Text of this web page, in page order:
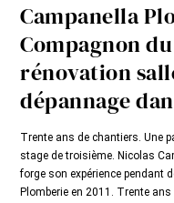
Campanella
Compagnon
rénovation
dépannage
Trente ans de chantiers. Une
stage de troisième. Nicolas
forge son expérience pendant
Plomberie en 2011. Trente